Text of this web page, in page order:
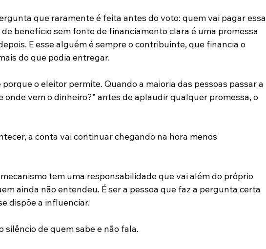
que raramente é feita antes do voto: quem vai pagar essa
benefício sem fonte de financiamento clara é uma promessa
E esse alguém é sempre o contribuinte, que financia o
do que podia entregar.
o eleitor permite. Quando a maioria das pessoas passar a
onde vem o dinheiro?" antes de aplaudir qualquer promessa, o
a conta vai continuar chegando na hora menos
tem uma responsabilidade que vai além do próprio
ainda não entendeu. É ser a pessoa que faz a pergunta certa
dispõe a influenciar.
silêncio de quem sabe e não fala.